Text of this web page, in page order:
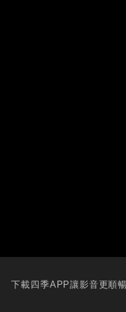
下載四季APP讓影音更順暢